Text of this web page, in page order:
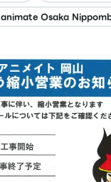
animate Osaka